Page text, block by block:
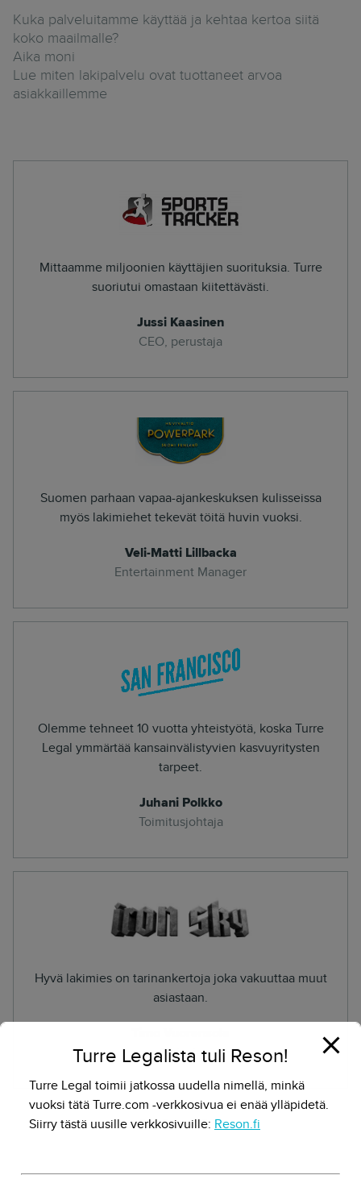
Kuka palveluitamme käyttää ja kehtaa kertoa siitä
koko maailmalle?
Aika moni
Lue miten lakipalvelu ovat tuottaneet arvoa
asiakkaillemme
Mittaamme miljoonien käyttäjien suorituksia. Turre
suoriutui omastaan kiitettävästi.
Jussi Kaasinen
CEO, perustaja
Suomen parhaan vapaa-ajankeskuksen kulisseissa
myös lakimiehet tekevät töitä huvin vuoksi.
Veli-Matti Lillbacka
Entertainment Manager
Olemme tehneet 10 vuotta yhteistyötä, koska Turre
Legal ymmärtää kansainvälistyvien kasvuyritysten
tarpeet.
Juhani Polkko
Toimitusjohtaja
Hyvä lakimies on tarinankertoja joka vakuuttaa muut
asiastaan.
Ohjaaja
NÄYTÄ LISÄÄ
Turre Legalista tuli Reson!
Turre Legal toimii jatkossa uudella nimellä, minkä
vuoksi tätä Turre.com -verkkosivua ei enää ylläpidetä.
Siirry tästä uusille verkkosivuille: Reson.fi